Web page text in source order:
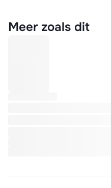
Meer zoals dit